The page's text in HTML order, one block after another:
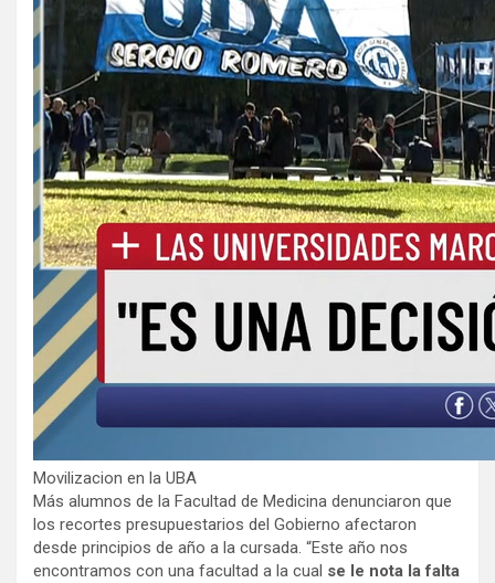
Movilizacion en la UBA
Más alumnos de la Facultad de Medicina denunciaron que
los recortes presupuestarios del Gobierno afectaron
desde principios de año a la cursada. “Este año nos
encontramos con una facultad a la cual se le nota la falta